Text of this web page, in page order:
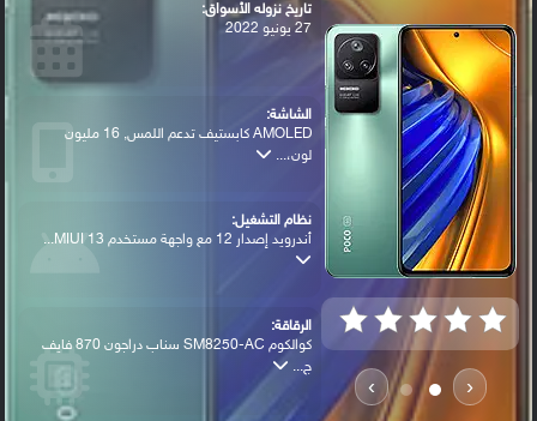
‹
›
تاريخ نزوله الأسواق:
27 يونيو 2022
الشاشة:
AMOLED كابستيف تدعم اللمس, 16 مليون
لون،...
نظام التشغيل:
أندرويد إصدار 12 مع واجهة مستخدم MIUI 13...
الرقاقة:
كوالكوم SM8250-AC سناب دراجون 870 فايف
ج...